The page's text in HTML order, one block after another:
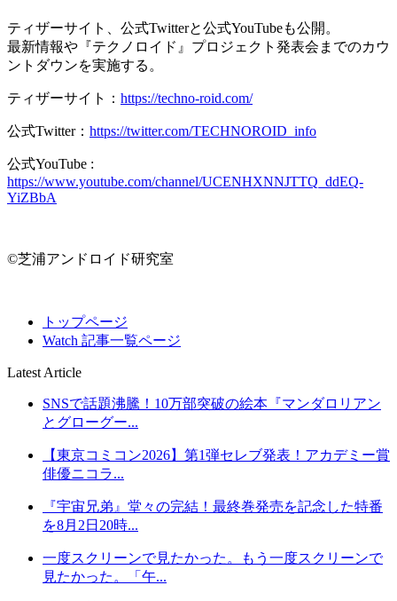
ティザーサイト、公式Twitterと公式YouTubeも公開。
最新情報や『テクノロイド』プロジェクト発表会までのカウ
ントダウンを実施する。
ティザーサイト： https://techno-roid.com/
公式Twitter： https://twitter.com/TECHNOROID_info
公式YouTube :
https://www.youtube.com/channel/UCENHXNNJTTQ_ddEQ-
YiZBbA
©芝浦アンドロイド研究室
トップページ
Watch 記事一覧ページ
Latest Article
SNSで話題沸騰！10万部突破の絵本『マンダロリアン
とグローグー...
【東京コミコン2026】第1弾セレブ発表！アカデミー賞
俳優ニコラ...
『宇宙兄弟』堂々の完結！最終巻発売を記念した特番
を8月2日20時...
一度スクリーンで見たかった。もう一度スクリーンで
見たかった。「午...